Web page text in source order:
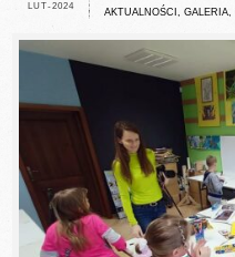
LUT-2024
AKTUALNOŚCI,GALERIA,